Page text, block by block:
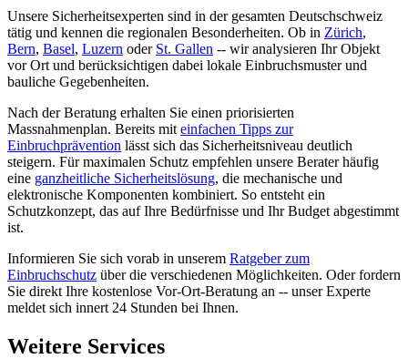
Unsere Sicherheitsexperten sind in der gesamten Deutschschweiz
tätig und kennen die regionalen Besonderheiten. Ob in Zürich,
Bern, Basel, Luzern oder St. Gallen -- wir analysieren Ihr Objekt
vor Ort und berücksichtigen dabei lokale Einbruchsmuster und
bauliche Gegebenheiten.
Nach der Beratung erhalten Sie einen priorisierten
Massnahmenplan. Bereits mit einfachen Tipps zur
Einbruchprävention lässt sich das Sicherheitsniveau deutlich
steigern. Für maximalen Schutz empfehlen unsere Berater häufig
eine ganzheitliche Sicherheitslösung, die mechanische und
elektronische Komponenten kombiniert. So entsteht ein
Schutzkonzept, das auf Ihre Bedürfnisse und Ihr Budget abgestimmt
ist.
Informieren Sie sich vorab in unserem Ratgeber zum
Einbruchschutz über die verschiedenen Möglichkeiten. Oder fordern
Sie direkt Ihre kostenlose Vor-Ort-Beratung an -- unser Experte
meldet sich innert 24 Stunden bei Ihnen.
Weitere Services